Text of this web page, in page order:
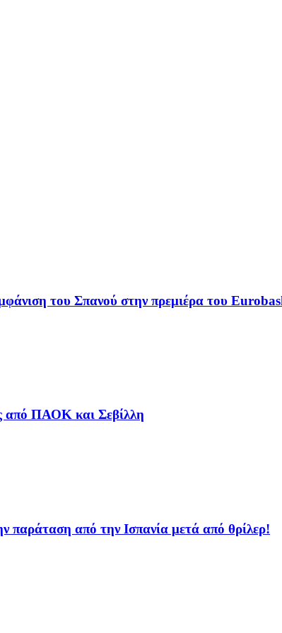
του Σπανού στην πρεμιέρα του
από ΠΑΟΚ και Σεβίλλη
παράταση από την Ισπανία μετά από θρίλερ!